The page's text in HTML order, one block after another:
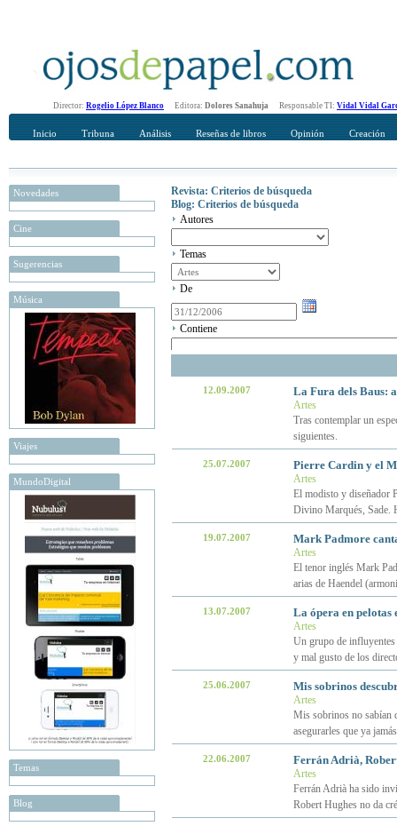
Director: Rogelio López Blanco Editora: Dolores Sanahuja Responsable TI: Vidal Vidal
Inicio Tribuna Análisis Reseñas de libros Opinión Creación
Novedades
Cine
Sugerencias
Música
Viajes
MundoDigital
Temas
Blog
Revista: Criterios de búsqueda
Blog: Criterios de búsqueda
Autores
Temas
De
Contiene
12.09.2007 La Fura dels Baus:
Artes
Tras contemplar un
siguientes.
25.07.2007 Pierre Cardin y el
Artes
El modisto y diseñador
Divino Marqués, Sade.
19.07.2007 Mark Padmore
Artes
El tenor inglés Mark
arias de Haendel
13.07.2007 La ópera en pelotas
Artes
Un grupo de influyentes
y mal gusto de los
25.06.2007 Mis sobrinos
Artes
Mis sobrinos no sabían
asegurarles que ya
22.06.2007 Ferrán Adrià,
Artes
Ferrán Adrià ha sido
Robert Hughes no da